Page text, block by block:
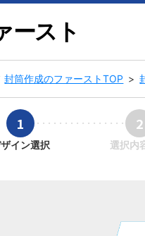
ースト
封筒作成のファーストTOP >
1
イン選択
2
選択内